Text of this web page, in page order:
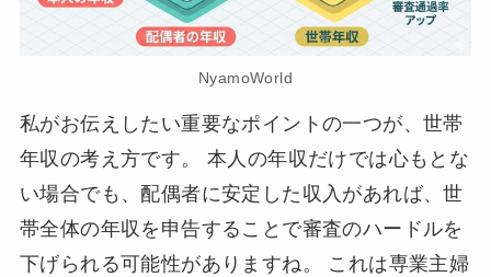
NyamoWorld
私がお伝えしたい重要なポイントの一つが、世帯
年収の考え方です。 本人の年収だけでは心もとな
い場合でも、配偶者に安定した収入があれば、世
帯全体の年収を申告することで審査のハードルを
下げられる可能性がありますね。 これは専業主婦